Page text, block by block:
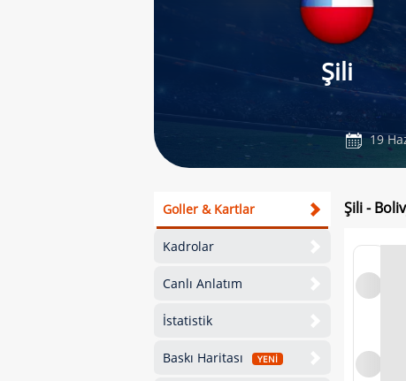
Şili
19
Goller & Kartlar
Kadrolar
Canlı Anlatım
İstatistik
Baskı Haritası YENİ
Şili -